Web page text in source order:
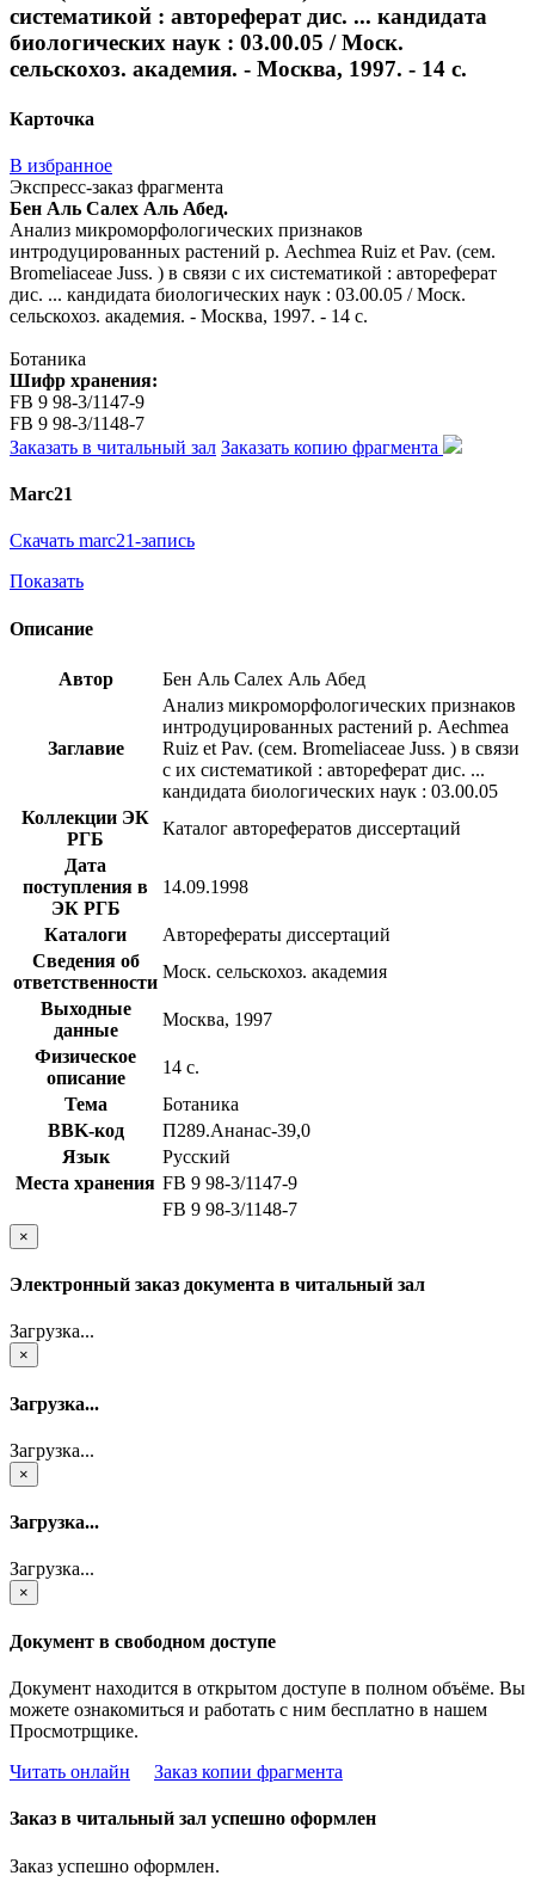
систематикой : автореферат дис. ... кандидата
биологических наук : 03.00.05 / Моск.
сельскохоз. академия. - Москва, 1997. - 14 с.
Карточка
В избранное
Экспресс-заказ фрагмента
Бен Аль Салех Аль Абед.
Анализ микроморфологических признаков
интродуцированных растений р. Aechmea Ruiz et Pav. (сем.
Bromeliaceae Juss. ) в связи с их систематикой : автореферат
дис. ... кандидата биологических наук : 03.00.05 / Моск.
сельскохоз. академия. - Москва, 1997. - 14 с.
Ботаника
Шифр хранения:
FB 9 98-3/1147-9
FB 9 98-3/1148-7
Заказать в читальный зал Заказать копию фрагмента
Marc21
Скачать marc21-запись
Показать
Описание
Автор Бен Аль Салех Аль Абед
Заглавие
Анализ микроморфологических признаков
интродуцированных растений р. Aechmea
Ruiz et Pav. (сем. Bromeliaceae Juss. ) в связи
с их систематикой : автореферат дис. ...
кандидата биологических наук : 03.00.05
Коллекции ЭК
РГБ
Каталог авторефератов диссертаций
Дата
поступления в
ЭК РГБ
14.09.1998
Каталоги
Авторефераты диссертаций
Сведения об
ответственности
Моск. сельскохоз. академия
Выходные
данные
Москва, 1997
Физическое
описание
14 с.
Тема
Ботаника
BBK-код
П289.Ананас-39,0
Язык
Русский
Места хранения FB 9 98-3/1147-9
FB 9 98-3/1148-7
×
Электронный заказ документа в читальный зал
Загрузка...
×
Загрузка...
Загрузка...
×
Загрузка...
Загрузка...
×
Документ в свободном доступе
Документ находится в открытом доступе в полном объёме. Вы
можете ознакомиться и работать с ним бесплатно в нашем
Просмотрщике.
Читать онлайн
Заказ копии фрагмента
Заказ в читальный зал успешно оформлен
Заказ успешно оформлен.